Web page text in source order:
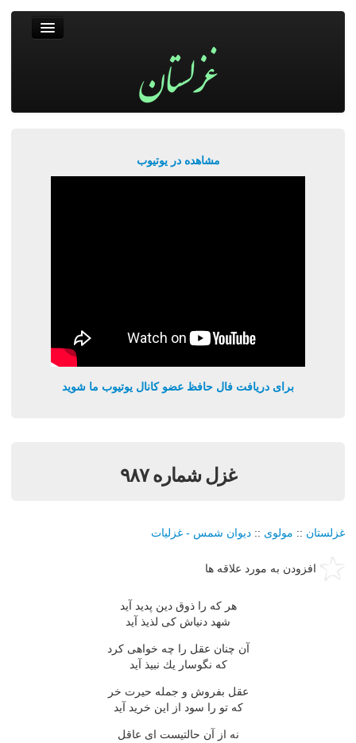
مشاهده در یوتیوب
برای دریافت فال حافظ عضو کانال یوتیوب ما شوید
غزل شماره ۹۸۷
غزلستان :: مولوی :: دیوان شمس - غزلیات
افزودن به مورد علاقه ها
هر كه را ذوق دین پدید آید
شهد دنیاش كی لذیذ آید
آن چنان عقل را چه خواهی كرد
كه نگوسار یك نبیذ آید
عقل بفروش و جمله حیرت خر
كه تو را سود از این خرید آید
نه از آن حالتیست ای عاقل